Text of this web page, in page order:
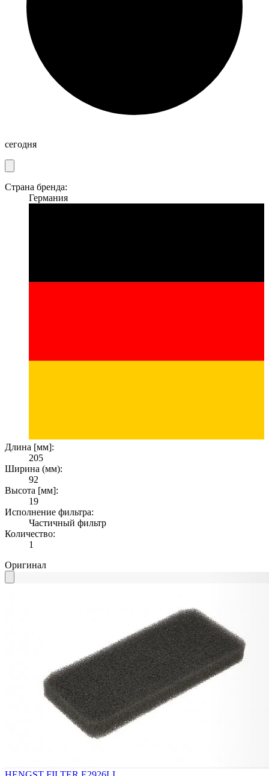
сегодня
Страна бренда:
Германия
Длина [мм]:
205
Ширина (мм):
92
Высота [мм]:
19
Исполнение фильтра:
Частичный фильтр
Количество:
1
Оригинал